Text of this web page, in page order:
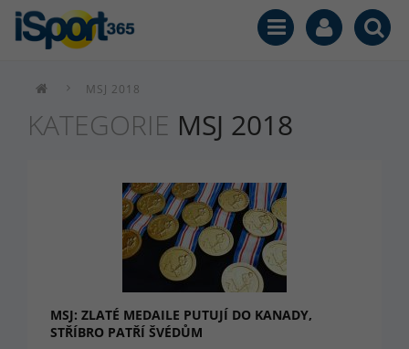
MSJ 2018
KATEGORIE MSJ 2018
MSJ: ZLATÉ MEDAILE PUTUJÍ DO KANADY,
STŘÍBRO PATŘÍ ŠVÉDŮM